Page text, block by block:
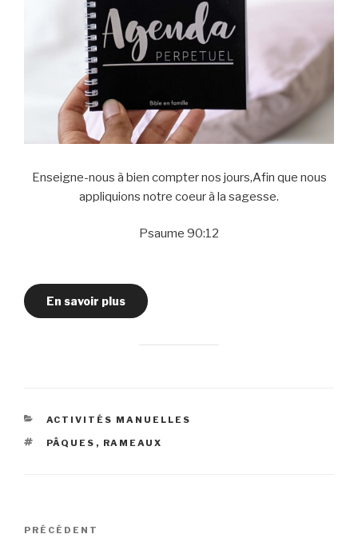
Enseigne-nous à bien compter nos jours,Afin que nous
appliquions notre coeur à la sagesse.
Psaume 90:12
En savoir plus
CATÉGORIES
ACTIVITÉS MANUELLES
ÉTIQUETTES
PÂQUES , RAMEAUX
Navigation
Article
PRÉCÉDENT